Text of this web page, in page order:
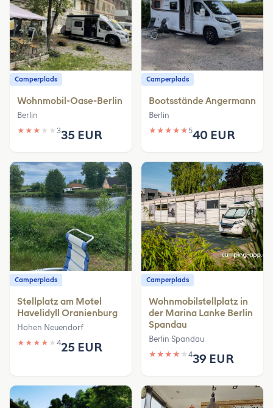
Camperplads
Wohnmobil-Oase-Berlin
Berlin
★ ★ ★ ★ ★ 335 EUR
Camperplads
Bootsstände Angermann
Berlin
★ ★ ★ ★ ★540 EUR
Camperplads
Stellplatz am Motel
Havelidyll Oranienburg
Hohen Neuendorf
★ ★ ★ ★ ★ 425 EUR
Camperplads
Wohnmobilstellplatz in
der Marina Lanke Berlin
Spandau
Berlin Spandau
★ ★ ★ ★ ★ 439 EUR